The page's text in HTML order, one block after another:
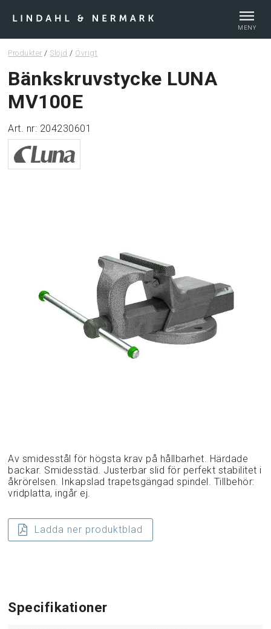
MENY
Webshop
Produkter / Slöjd / Övrigt
Bänkskruvstycke LUNA
MV100E
Art. nr: 204230601
Av smidesstål för högsta krav på hållbarhet. Härdade
backar. Smidesstäd. Justerbar slid för perfekt stabilitet i
åkrörelsen. Inkapslad trapetsgängad spindel. Tillbehör:
vridplatta, ingår ej.
Ladda ner produktblad
Specifikationer